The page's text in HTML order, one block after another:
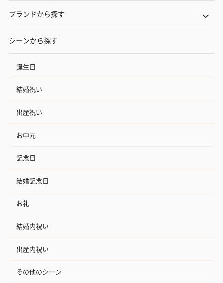
ブランドから探す
シーンから探す
誕生日
結婚祝い
出産祝い
お中元
記念日
結婚記念日
お礼
結婚内祝い
出産内祝い
その他のシーン